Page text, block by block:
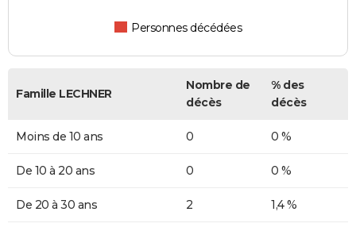
Personnes décédées
Famille LECHNER
Nombre de
décès
% des
décès
Moins de 10 ans 0 0 %
De 10 à 20 ans 0 0 %
De 20 à 30 ans 2 1,4 %